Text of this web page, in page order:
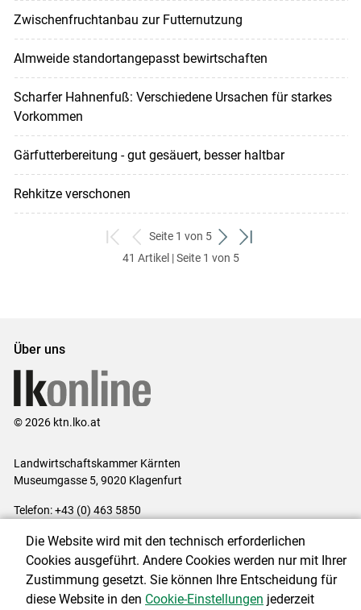
Zwischenfruchtanbau zur Futternutzung
Almweide standortangepasst bewirtschaften
Scharfer Hahnenfuß: Verschiedene Ursachen für starkes
Vorkommen
Gärfutterbereitung - gut gesäuert, besser haltbar
Rehkitze verschonen
zum
ersten
zurück
zum
Seite 1 von 5
weiter
zum
zum
41 Artikel | Seite 1 von 5
Über uns
© 2026 ktn.lko.at
Landwirtschaftskammer Kärnten
Museumgasse 5, 9020 Klagenfurt
Telefon: +43 (0) 463 5850
Impressum|Kontakt|Datenschutzerklärung|Barrierefreiheit|
Cookie-Einstellungen
Die Website wird mit den technisch erforderlichen
Cookies ausgeführt. Andere Cookies werden nur mit Ihrer
Zustimmung gesetzt. Sie können Ihre Entscheidung für
diese Website in den Cookie-Einstellungen jederzeit